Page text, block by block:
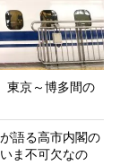
東京～博多間の
語る高市内閣の
ま不可欠なの